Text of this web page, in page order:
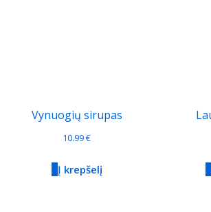
Vynuogių sirupas
10.99€
Į krepšelį